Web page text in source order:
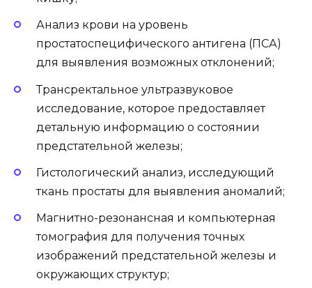
Анализ крови на уровень
простатоспецифического антигена (ПСА)
для выявления возможных отклонений;
Трансректальное ультразвуковое
исследование, которое предоставляет
детальную информацию о состоянии
предстательной железы;
Гистологический анализ, исследующий
ткань простаты для выявления аномалий;
Магнитно-резонансная и компьютерная
томография для получения точных
изображений предстательной железы и
окружающих структур;